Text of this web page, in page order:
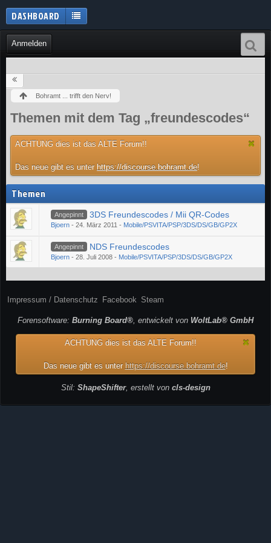
Anmelden
DASHBOARD
Bohramt ... trifft den Nerv!
Themen mit dem Tag „freundescodes“
ACHTUNG dies ist das ALTE Forum!!
Das neue gibt es unter https://discourse.bohramt.de!
Themen
Angepinnt 3DS Freundescodes / Mii QR-Codes
Bjoern - 24. März 2011 - Mobile/PSVITA/PSP/3DS/DS/GB/GP2X
Angepinnt NDS Freundescodes
Bjoern - 28. Juli 2008 - Mobile/PSVITA/PSP/3DS/DS/GB/GP2X
Impressum / Datenschutz Facebook Steam
Forensoftware: Burning Board®, entwickelt von WoltLab® GmbH
ACHTUNG dies ist das ALTE Forum!!
Das neue gibt es unter https://discourse.bohramt.de!
Stil: ShapeShifter, erstellt von cls-design